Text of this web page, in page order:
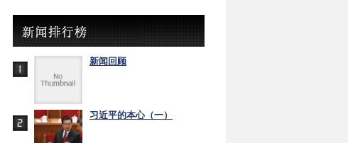
新闻回顾
习近平的本心（一）